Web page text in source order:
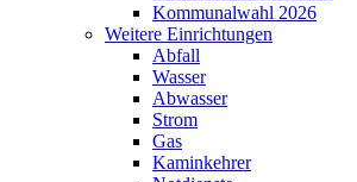
Kommunalwahl 2026
Weitere Einrichtungen
Abfall
Wasser
Abwasser
Strom
Gas
Kaminkehrer